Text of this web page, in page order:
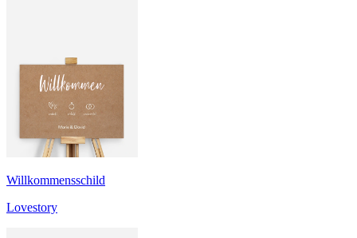
Willkommensschild
Lovestory